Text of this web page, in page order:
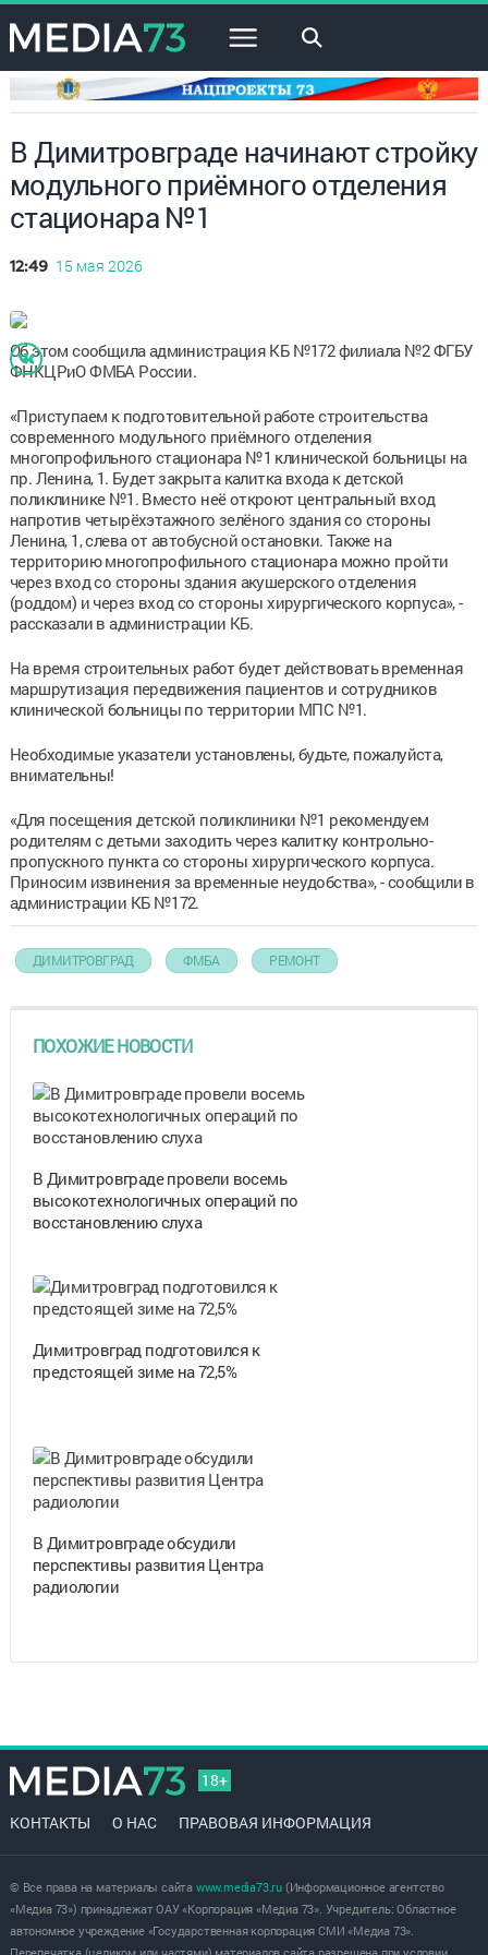
×
В Димитровграде начинают стройку
модульного приёмного отделения
стационара №1
12:49 15 мая 2026
Об этом сообщила администрация КБ №172 филиала №2 ФГБУ
ФНКЦРиО ФМБА России.
«Приступаем к подготовительной работе строительства
современного модульного приёмного отделения
многопрофильного стационара №1 клинической больницы на
пр. Ленина, 1. Будет закрыта калитка входа к детской
поликлинике №1. Вместо неё откроют центральный вход
напротив четырёхэтажного зелёного здания со стороны
Ленина, 1, слева от автобусной остановки. Также на
территорию многопрофильного стационара можно пройти
через вход со стороны здания акушерского отделения
(роддом) и через вход со стороны хирургического корпуса», -
рассказали в администрации КБ.
На время строительных работ будет действовать временная
маршрутизация передвижения пациентов и сотрудников
клинической больницы по территории МПС №1.
Необходимые указатели установлены, будьте, пожалуйста,
внимательны!
«Для посещения детской поликлиники №1 рекомендуем
родителям с детьми заходить через калитку контрольно-
пропускного пункта со стороны хирургического корпуса.
Приносим извинения за временные неудобства», - сообщили в
администрации КБ №172.
ДИМИТРОВГРАД ФМБА РЕМОНТ
ПОХОЖИЕ НОВОСТИ
В Димитровграде провели восемь
высокотехнологичных операций по
восстановлению слуха
Димитровград подготовился к
предстоящей зиме на 72,5%
В Димитровграде обсудили
перспективы развития Центра
радиологии
18+
КОНТАКТЫ О НАС ПРАВОВАЯ ИНФОРМАЦИЯ
© Все права на материалы сайта www.media73.ru(Информационное агентство
«Медиа 73») принадлежат ОАУ «Корпорация «Медиа 73». Учредитель: Областное
автономное учреждение «Государственная корпорация СМИ «Медиа 73».